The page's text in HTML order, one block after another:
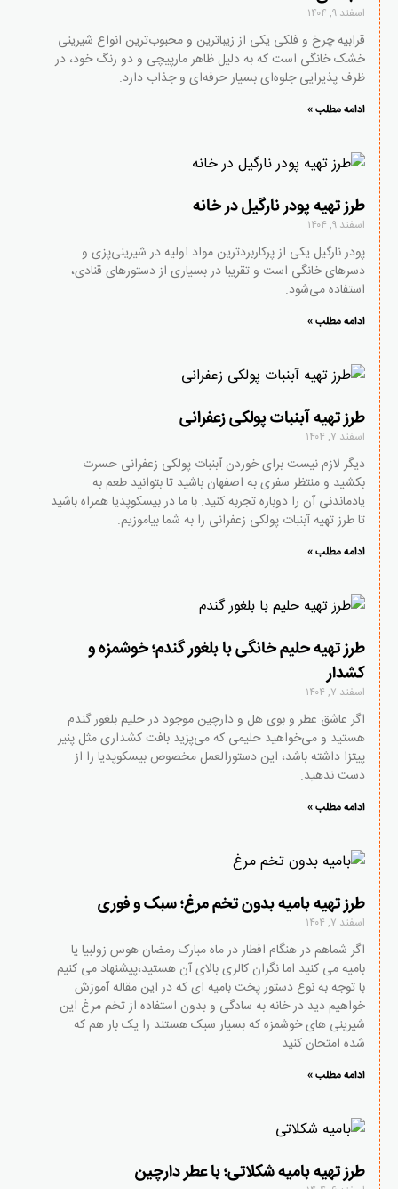
اسفند ۹, ۱۴۰۴
قرابیه چرخ و فلکی یکی از زیباترین و محبوب‌ترین انواع شیرینی
خشک خانگی است که به دلیل ظاهر مارپیچی و دو رنگ خود، در
ظرف پذیرایی جلوه‌ای بسیار حرفه‌ای و جذاب دارد.
ادامه مطلب »
طرز تهیه پودر نارگیل در خانه
اسفند ۹, ۱۴۰۴
پودر نارگیل یکی از پرکاربردترین مواد اولیه در شیرینی‌پزی و
دسرهای خانگی است و تقریبا در بسیاری از دستورهای قنادی،
استفاده می‌شود.
ادامه مطلب »
طرز تهیه آبنبات پولکی زعفرانی
اسفند ۷, ۱۴۰۴
دیگر لازم نیست برای خوردن آبنبات پولکی زعفرانی حسرت
بکشید و منتظر سفری به اصفهان باشید تا بتوانید طعم به
یادماندنی آن را دوباره تجربه کنید. با ما در بیسکوپدیا همراه باشید
تا طرز تهیه آبنبات پولکی زعفرانی را به شما بیاموزیم.
ادامه مطلب »
طرز تهیه حلیم خانگی با بلغور گندم؛ خوشمزه و
کشدار
اسفند ۷, ۱۴۰۴
اگر عاشق عطر و بوی هل و دارچین موجود در حلیم بلغور گندم
هستید و می‌خواهید حلیمی که می‌پزید بافت کشداری مثل پنیر
پیتزا داشته باشد، این دستورالعمل مخصوص بیسکوپدیا را از
دست ندهید.
ادامه مطلب »
طرز تهیه بامیه بدون تخم مرغ؛ سبک و فوری
اسفند ۷, ۱۴۰۴
اگر شماهم در هنگام افطار در ماه مبارک رمضان هوس زولبیا یا
بامیه می کنید اما نگران کالری بالای آن هستید،پیشنهاد می کنیم
با توجه به نوع دستور پخت بامیه ای که در این مقاله آموزش
خواهیم دید در خانه به سادگی و بدون استفاده از تخم مرغ این
شیرینی های خوشمزه که بسیار سبک هستند را یک بار هم که
شده امتحان کنید.
ادامه مطلب »
طرز تهیه بامیه شکلاتی؛ با عطر دارچین